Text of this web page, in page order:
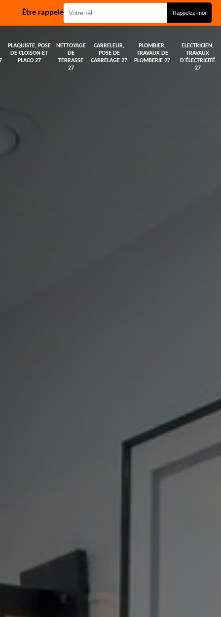
Être rappelé
PLAQUISTE, POSE
DE CLOISON ET
PLACO 27
NETTOYAGE
DE
TERRASSE
27
CARRELEUR,
POSE DE
CARRELAGE 27
PLOMBIER,
TRAVAUX DE
PLOMBERIE 27
ELECTRICIEN,
TRAVAUX
D'ÉLECTRICITÉ
27